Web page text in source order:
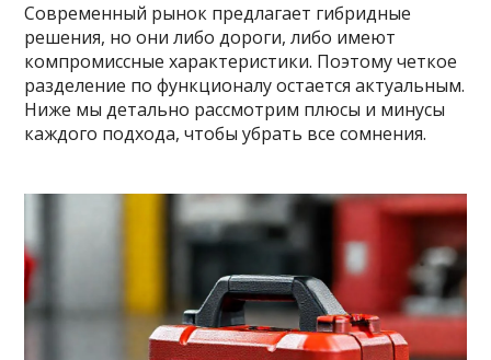
Современный рынок предлагает гибридные
решения, но они либо дороги, либо имеют
компромиссные характеристики. Поэтому четкое
разделение по функционалу остается актуальным.
Ниже мы детально рассмотрим плюсы и минусы
каждого подхода, чтобы убрать все сомнения.